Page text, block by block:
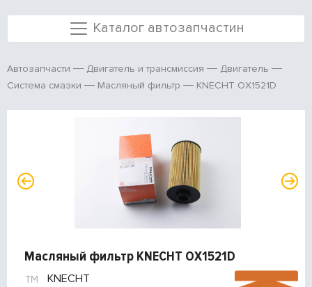
Каталог автозапчастин
Автозапчасти Двигатель и трансмиссия
Двигатель
Система смазки
Масляный фильтр KNECHT OX1521D
Масляный фильтр KNECHT OX1521D
KNECHT